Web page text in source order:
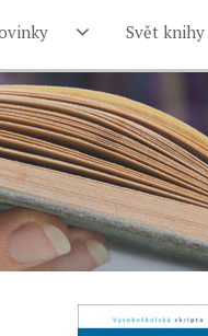
Svět knihy